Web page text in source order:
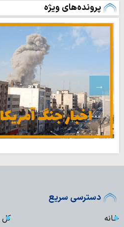
پرونده‌های ویژه
دسترسی سریع
خانه
کل